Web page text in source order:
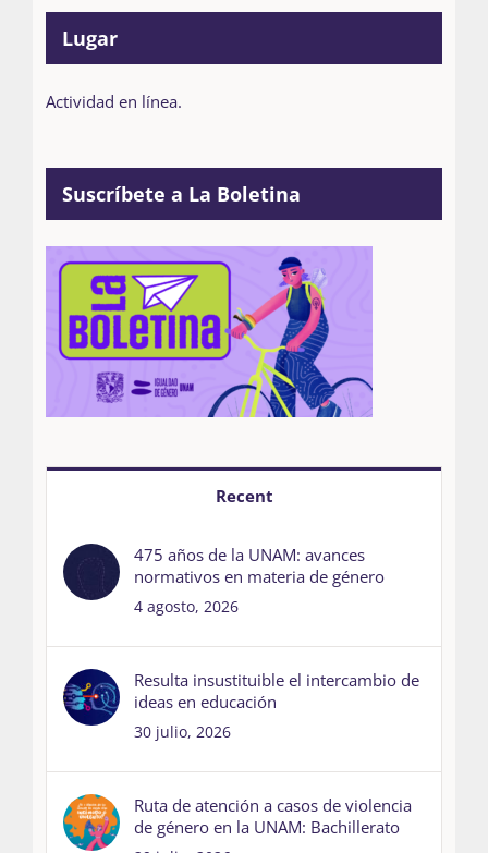
Lugar
Actividad en línea.
Suscríbete a La Boletina
Recent
475 años de la UNAM: avances
normativos en materia de género
4 agosto, 2026
Resulta insustituible el intercambio de
ideas en educación
30 julio, 2026
Ruta de atención a casos de violencia
de género en la UNAM: Bachillerato